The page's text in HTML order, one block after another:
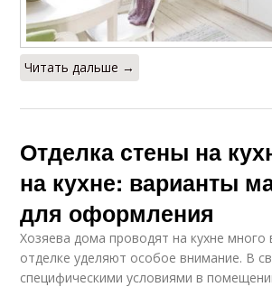
Читать дальше →
Отделка стены на
на кухне: варианты
для оформления
Хозяева дома проводят на кухне
отделке уделяют особое внимание. В
специфическими условиями в